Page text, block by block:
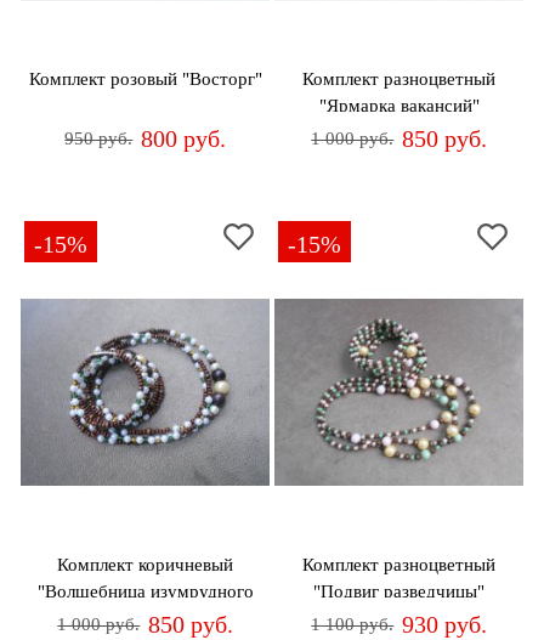
Белье
пляжа
Комплект розовый "Восторг"
950 руб. 800 руб.
Комплект разноцветный
"Ярмарка вакансий"
1 000 руб. 850 руб.
-15%
Комплект коричневый
"Волшебница изумрудного
города"
1 000 руб. 850 руб.
-15%
Комплект разноцветный
"Подвиг разведчицы"
1 100 руб. 930 руб.